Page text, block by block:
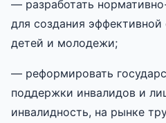
— разработать
для создания
детей и молодежи;
— реформировать
поддержки инвалидов и
инвалидность, на рынке